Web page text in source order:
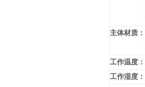
主体材质：
工作温度：
工作湿度：